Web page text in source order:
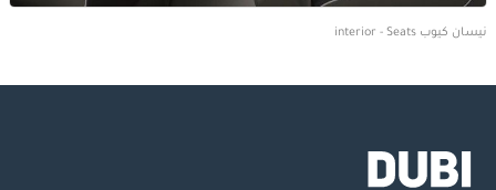
نيسان كيوب interior - Seats